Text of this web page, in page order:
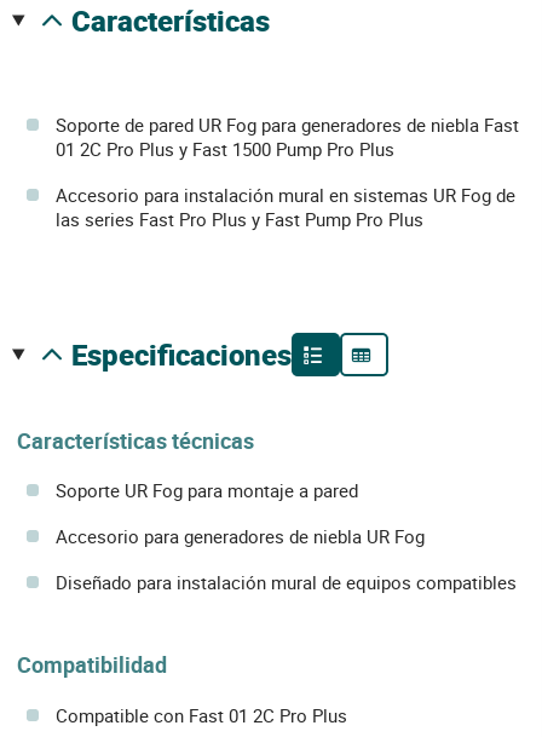
características
Soporte de pared UR Fog para generadores de niebla Fast
01 2C Pro Plus y Fast 1500 Pump Pro Plus
Accesorio para instalación mural en sistemas UR Fog de
las series Fast Pro Plus y Fast Pump Pro Plus
especificaciones
Características técnicas
Soporte UR Fog para montaje a pared
Accesorio para generadores de niebla UR Fog
Diseñado para instalación mural de equipos compatibles
Compatibilidad
Compatible con Fast 01 2C Pro Plus